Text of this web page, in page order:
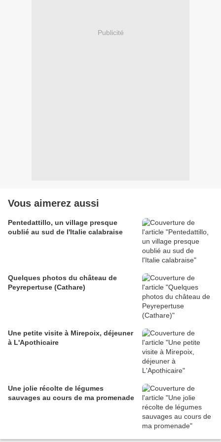
Publicité
Vous aimerez aussi
Pentedattillo, un village presque
oublié au sud de l'Italie calabraise
Quelques photos du château de
Peyrepertuse (Cathare)
Une petite visite à Mirepoix, déjeuner
à L'Apothicaire
Une jolie récolte de légumes
sauvages au cours de ma promenade